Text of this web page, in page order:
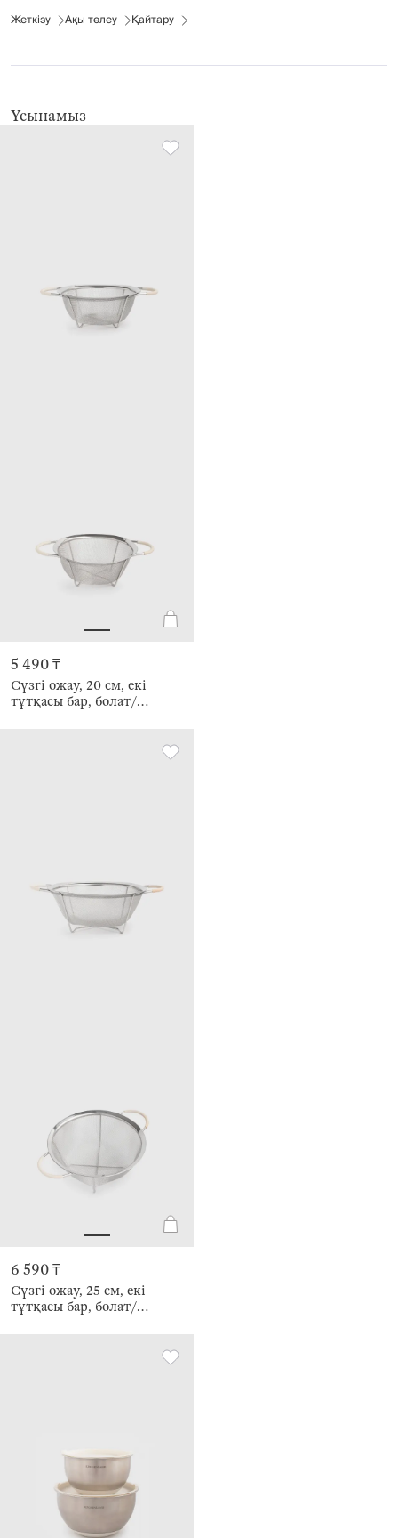
Жеткізу
Ақы төлеу Қайтару
Ұсынамыз
5 490 ₸
Сүзгі ожау, 20 см, екі
тұтқасы бар, болат/
6 590 ₸
Сүзгі ожау, 25 см, екі
тұтқасы бар, болат/